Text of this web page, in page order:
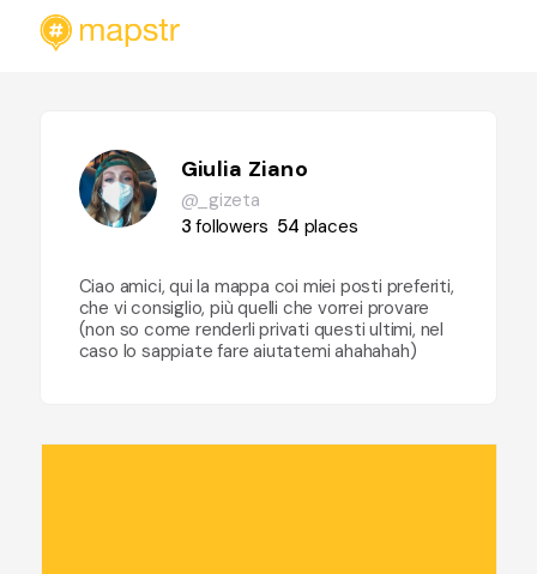
Giulia Ziano
@_gizeta
3followers 54 places
Ciao amici, qui la mappa coi miei posti preferiti,
che vi consiglio, più quelli che vorrei provare
(non so come renderli privati questi ultimi, nel
caso lo sappiate fare aiutatemi ahahahah)